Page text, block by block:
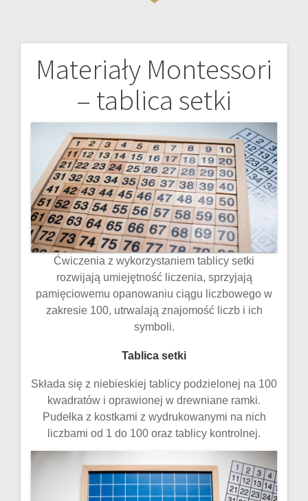
Materiały Montessori
– tablica setki
Ćwiczenia z wykorzystaniem tablicy setki
rozwijają umiejętność liczenia, sprzyjają
pamięciowemu opanowaniu ciągu liczbowego w
zakresie 100, utrwalają znajomość liczb i ich
symboli.
Tablica setki
Składa się z niebieskiej tablicy podzielonej na 100
kwadratów i oprawionej w drewniane ramki.
Pudełka z kostkami z wydrukowanymi na nich
liczbami od 1 do 100 oraz tablicy kontrolnej.
Nawigacja
wpisu